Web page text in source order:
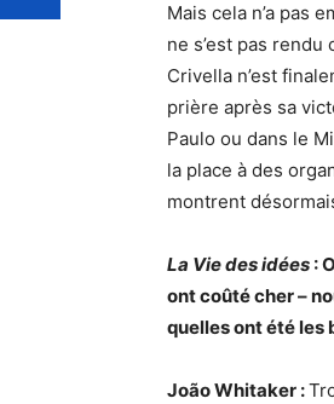
Mais cela n’a pas
ne s’est pas
Crivella n’est
prière après sa
Paulo ou dans le
la place à des
montrent
La Vie des idées :
ont coûté cher –
quelles ont été les
João Whitaker :